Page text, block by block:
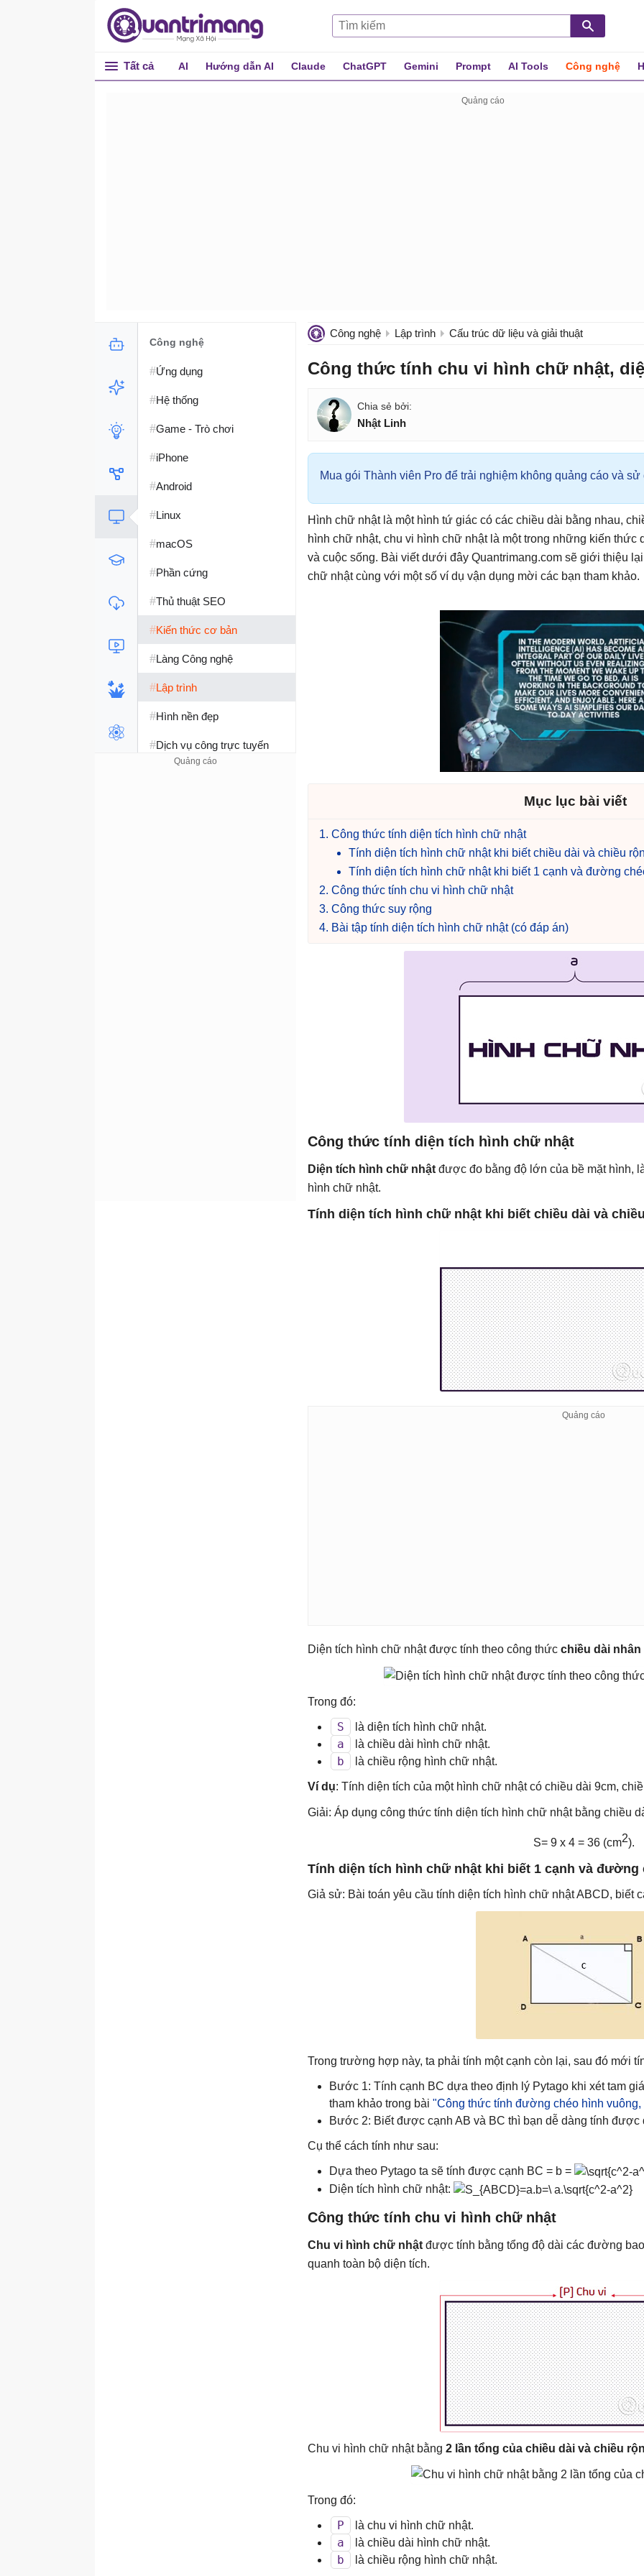
Tất cả AI Hướng dẫn AI Claude ChatGPT Gemini Prompt AI Tools Công nghệ
Công nghệ Lập trình Cấu trúc dữ liệu và giải thuật
Công thức tính chu vi hình chữ nhật,
Nhật Linh
Mua gói Thành viên Pro để trải nghiệm không quảng cáo và sử
Hình chữ nhật là một hình tứ giác có các chiều dài bằng nhau,
hình chữ nhật, chu vi hình chữ nhật là một trong những kiến thức
và cuộc sống. Bài viết dưới đây Quantrimang.com sẽ giới thiệu
chữ nhật cùng với một số ví dụ vận dụng mời các bạn tham khảo.
Mục lục bài viết
Công thức tính diện tích hình chữ nhật
Tính diện tích hình chữ nhật khi biết chiều dài và chiều
Tính diện tích hình chữ nhật khi biết 1 cạnh và đường
Công thức tính chu vi hình chữ nhật
Công thức suy rộng
Bài tập tính diện tích hình chữ nhật (có đáp án)
Công thức tính diện tích hình chữ nhật
Diện tích hình chữ nhật được đo bằng độ lớn của bề mặt hình,
hình chữ nhật.
Tính diện tích hình chữ nhật khi biết chiều dài và
Diện tích hình chữ nhật được tính theo công thức chiều dài
Trong đó:
S là diện tích hình chữ nhật.
a là chiều dài hình chữ nhật.
b là chiều rộng hình chữ nhật.
Ví dụ: Tính diện tích của một hình chữ nhật có chiều dài 9cm,
Giải: Áp dụng công thức tính diện tích hình chữ nhật bằng chiều
S= 9 x 4 = 36 (cm2).
Tính diện tích hình chữ nhật khi biết 1 cạnh và đường
Giả sử: Bài toán yêu cầu tính diện tích hình chữ nhật ABCD, biết
Trong trường hợp này, ta phải tính một cạnh còn lại, sau đó mới
Bước 1: Tính cạnh BC dựa theo định lý Pytago khi xét tam
tham khảo trong bài "Công thức tính đường chéo hình
Bước 2: Biết được cạnh AB và BC thì bạn dễ dàng tính được
Cụ thể cách tính như sau:
Dựa theo Pytago ta sẽ tính được cạnh BC = b =
Diện tích hình chữ nhật:
Công thức tính chu vi hình chữ nhật
Chu vi hình chữ nhật được tính bằng tổng độ dài các đường
quanh toàn bộ diện tích.
Chu vi hình chữ nhật bằng 2 lần tổng của chiều dài và chiều
Trong đó:
P là chu vi hình chữ nhật.
a là chiều dài hình chữ nhật.
b là chiều rộng hình chữ nhật.
Công nghệ
#Ứng dụng
#Hệ thống
#Game - Trò chơi
#iPhone
#Android
#Linux
#macOS
#Phần cứng
#Thủ thuật SEO
#Kiến thức cơ bản
#Làng Công nghệ
#Lập trình
#Hình nền đẹp
#Dịch vụ công trực tuyến